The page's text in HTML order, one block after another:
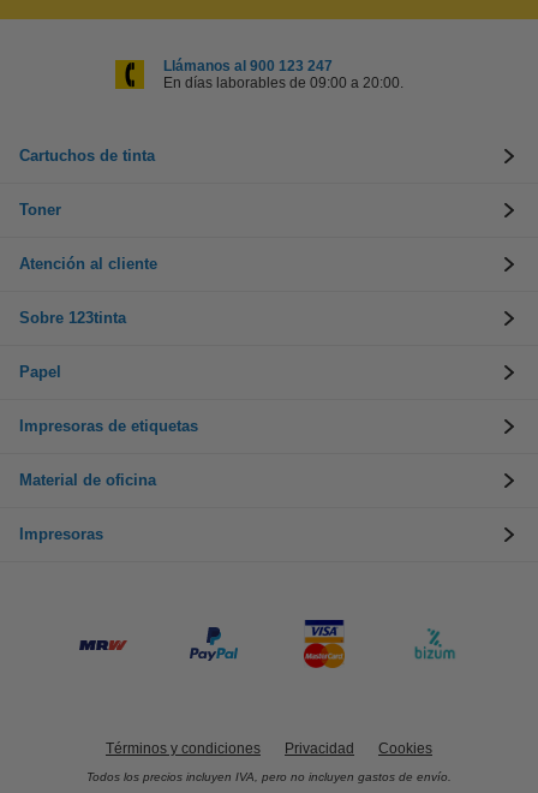
Llámanos al 900 123 247
En días laborables de 09:00 a 20:00.
Cartuchos de tinta
Toner
Atención al cliente
Sobre 123tinta
Papel
Impresoras de etiquetas
Material de oficina
Impresoras
Términos y condiciones Privacidad Cookies
Todos los precios incluyen IVA, pero no incluyen gastos de envío.